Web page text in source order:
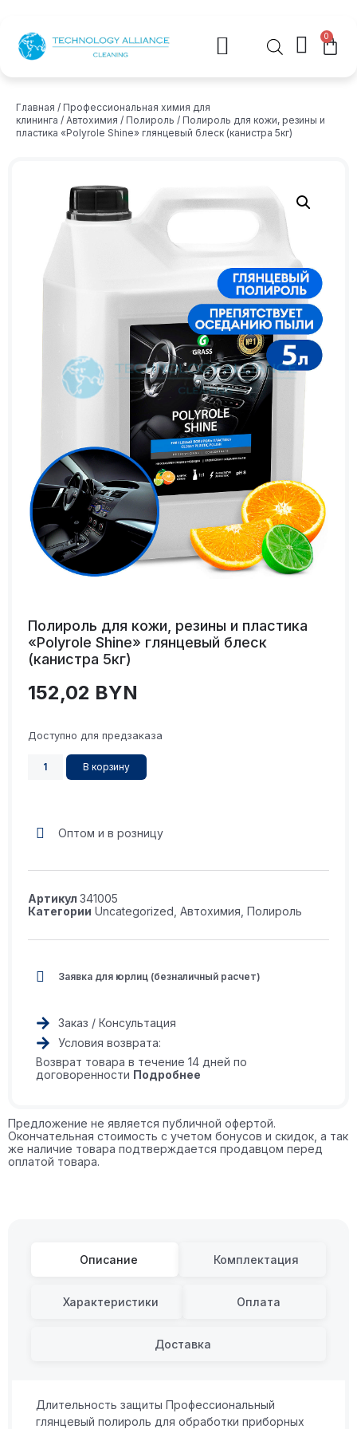
0
Главная / Профессиональная химия для
клининга / Автохимия / Полироль / Полироль для кожи, резины и
пластика «Polyrole Shine» глянцевый блеск (канистра 5кг)
Полироль для кожи, резины и пластика
«Polyrole Shine» глянцевый блеск
(канистра 5кг)
152,02 BYN
Доступно для предзаказа
В корзину
Оптом и в розницу
Артикул 341005
Категории Uncategorized Автохимия Полироль
Заявка для юрлиц (безналичный расчет)
Заказ / Консультация
Условия возврата:
Возврат товара в течение 14 дней по
договоренности Подробнее
Предложение не является публичной офертой.
Окончательная стоимость с учетом бонусов и скидок, а так
же наличие товара подтверждается продавцом перед
оплатой товара.
Описание Комплектация
Характеристики Оплата
Доставка
Длительность защиты Профессиональный
глянцевый полироль для обработки приборных